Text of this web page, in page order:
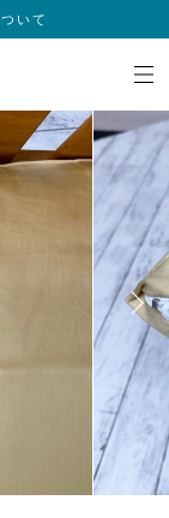
いて